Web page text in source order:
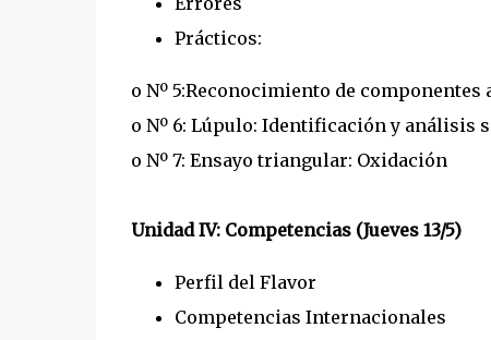
Prácticos:
o Nº 5:Reconocimiento de
o Nº 6: Lúpulo: Identificación y análisis
o Nº 7: Ensayo triangular: Oxidación
Unidad IV: Competencias (Jueves 13/5)
Perfil del Flavor
Competencias Internacionales